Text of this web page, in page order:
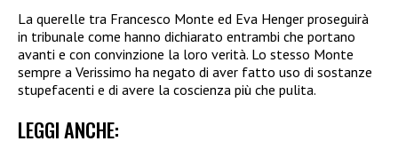
La querelle tra Francesco Monte ed Eva Henger proseguirà
in tribunale come hanno dichiarato entrambi che portano
avanti e con convinzione la loro verità. Lo stesso Monte
sempre a Verissimo ha negato di aver fatto uso di sostanze
stupefacenti e di avere la coscienza più che pulita.
LEGGI ANCHE: